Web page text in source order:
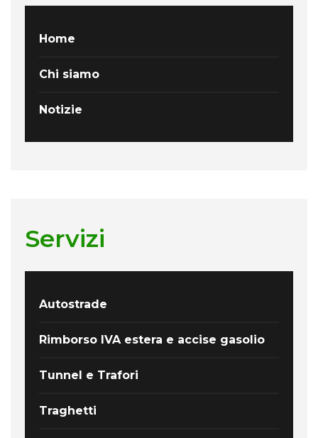
Home
Chi siamo
Notizie
Servizi
Autostrade
Rimborso IVA estera e accise gasolio
Tunnel e Trafori
Traghetti